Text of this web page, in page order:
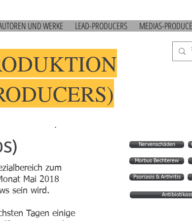
UND WERKE LEAD-PRODUCERS MEDIAS-
.
zum
Mai 2018
sein wird.
Tagen einige
Nervenschäden
Morbus Bechterew
Psoriasis & Arthritis